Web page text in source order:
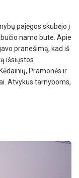
pajėgos skubėjo į
namo bute. Apie
pranešimą, kad iš
išsiųstos
Pramonės ir
Atvykus tarnyboms,